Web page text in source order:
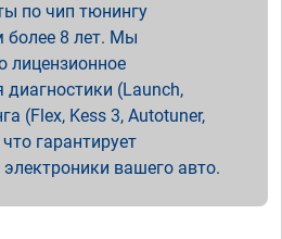
по чип тюнингу
8 лет. Мы
лицензионное
(Launch,
(Flex, Kess 3, Autotuner,
гарантирует
вашего авто.